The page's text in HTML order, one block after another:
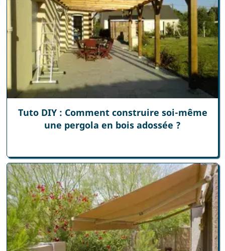
Tuto DIY : Comment construire soi-même
une pergola en bois adossée ?